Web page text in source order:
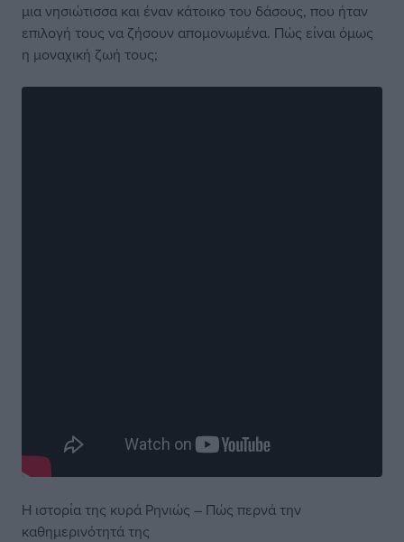
μια νησιώτισσα και έναν κάτοικο του δάσους, που ήταν
επιλογή τους να ζήσουν απομονωμένα. Πώς είναι όμως
η μοναχική ζωή τους;
Η ιστορία της κυρά Ρηνιώς – Πώς περνά την
καθημερινότητά της